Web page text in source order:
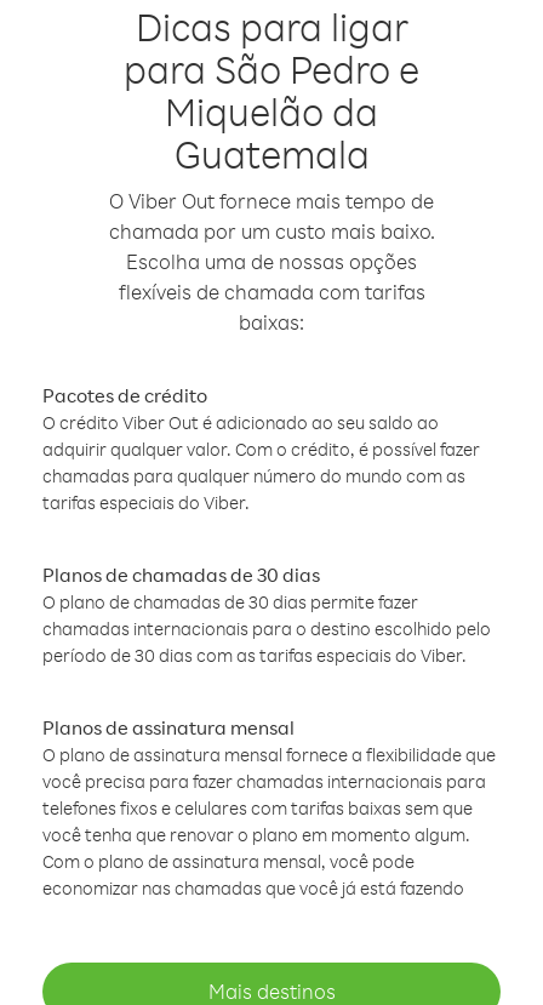
Dicas para ligar
para São Pedro e
Miquelão da
Guatemala
O Viber Out fornece mais tempo de
chamada por um custo mais baixo.
Escolha uma de nossas opções
flexíveis de chamada com tarifas
baixas:
Pacotes de crédito
O crédito Viber Out é adicionado ao seu saldo ao
adquirir qualquer valor. Com o crédito, é possível fazer
chamadas para qualquer número do mundo com as
tarifas especiais do Viber.
Planos de chamadas de 30 dias
O plano de chamadas de 30 dias permite fazer
chamadas internacionais para o destino escolhido pelo
período de 30 dias com as tarifas especiais do Viber.
Planos de assinatura mensal
O plano de assinatura mensal fornece a flexibilidade que
você precisa para fazer chamadas internacionais para
telefones fixos e celulares com tarifas baixas sem que
você tenha que renovar o plano em momento algum.
Com o plano de assinatura mensal, você pode
economizar nas chamadas que você já está fazendo
Mais destinos